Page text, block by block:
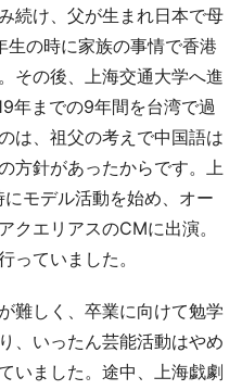
続け、父が生まれ日本で母
生の時に家族の事情で香港
その後、上海交通大学へ進
年までの9年間を台湾で過
は、祖父の考えで中国語は
方針があったからです。上
モデル活動を始め、オー
クエリアスのCMに出演。
っていました。
難しく、卒業に向けて勉学
、いったん芸能活動はやめ
いました。途中、上海戯劇